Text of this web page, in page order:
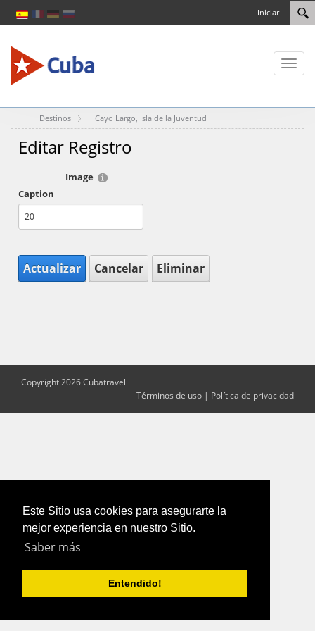
Este Sitio usa cookies para asegurarte la
mejor experiencia en nuestro Sitio.
Saber más
Entendido!
Iniciar
Toggle
Destinos Cayo Largo, Isla de la Juventud
Editar Registro
Image
Caption
Actualizar Cancelar Eliminar
Copyright 2026 Cubatravel
Términos de uso | Política de privacidad